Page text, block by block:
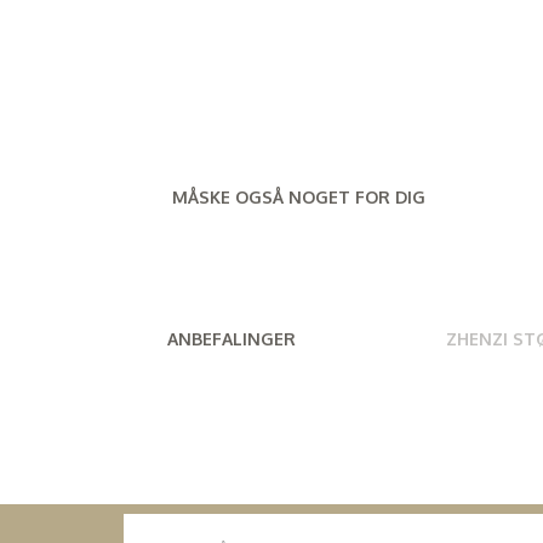
MÅSKE OGSÅ NOGET FOR DIG
ANBEFALINGER ZHENZI